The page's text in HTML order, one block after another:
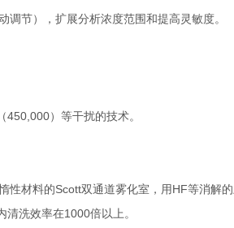
节），扩展分析浓度范围和提高灵敏度。
）等干扰的技术。
性材料的Scott双通道雾化室，用HF等消解
洗效率在1000倍以上。